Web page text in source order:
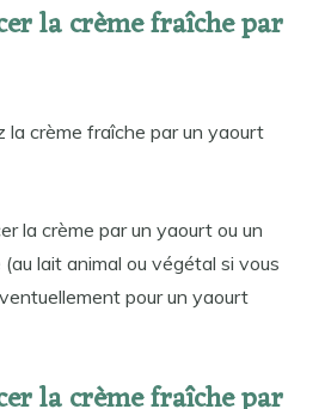
la crème fraîche par
la crème fraîche par un yaourt
la crème par un yaourt ou un
lait animal ou végétal si vous
pour un yaourt